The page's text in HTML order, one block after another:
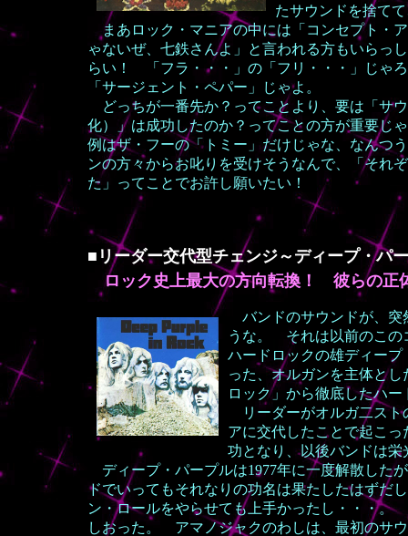
たサウンドを捨て
まあロック・マニアの中には「コンセプト・
ゃないぜ、七鉄さんよ」と言われる方もいら
らい！ 「フラ・・・」の「フリ・・・」じゃ
「サージェント・ペパー」じゃよ。
どっちが一番先か？ってことより、要は「サ
化）」は成功したのか？ってことの方が重要じ
例はザ・フーの「トミー」だけじゃな、なんつ
ンの方々からお叱りを受けそうなんで、「それ
た」ってことでお許し願いたい！
■リーダー交代型チェンジ～ディープ・パ
ロック史上最大の方向転換！ 彼らの正
バンドのサウンドが、突
うな。 それは以前のこの
ハードロックの雄ディー
った、オルガンを主体と
ロック」から徹底したハ
リーダーがオルガ二スト
アに交代したことで起こ
功となり、以後バンドは
ディープ・パープルは1977年に一度解散した
ドでいってもそれなりの功名は果たしたはず
ン・ロールをやらせても上手かったし・・・。
しおった。 アマノジャクのわしは、最初のサ